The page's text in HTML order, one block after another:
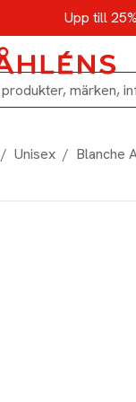
Upp till
/ Unisex / Blanche